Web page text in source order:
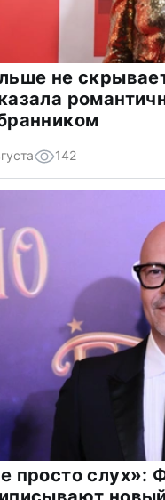
не
142
просто слух»: